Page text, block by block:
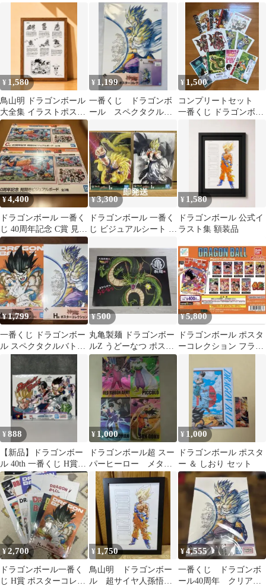
ーイラストクリアポス
コンプセット 40周年
ル ビジュアルボー
ド ビジュアルシート
¥ 1,580
鳥山明 ドラゴンボール
大全集 イラストポスタ
ー 額縁付き
¥ 1,199
一番くじ ドラゴンボ
ール スペクタクルバ
ー I賞 アクスタ
¥ 1,500
コンプリートセット
一番くじ ドラゴンボー
¥4,400
ドラゴンボール 一番く
じ 40周年記念 C賞 見開
きビジュアルボード2種
¥3,300
ドラゴンボール 一番く
じ ビジュアルシート 6
¥ 1,580
ドラゴンボール 公式イ
ラスト集 額装品
¥1,799
一番くじ ドラゴンボー
ル スペクタクルバトル
H賞 ポスターコレクシ
ョン
¥500
丸亀製麺 ドラゴンボー
ルZ うどーなつ ポスタ
ー
¥ 5,800
ドラゴンボール ポスタ
ーコレクション フラッ
¥888
【新品】ドラゴンボー
ル 40th 一番くじ H賞
クリアポスター
¥ 1,000
ドラゴンボール超 スー
パーヒーロー メタリ
ックポスター 4枚セッ
ト
¥ 1,000
ドラゴンボール ポスタ
ー ＆ しおり セット
¥2,700
ドラゴンボール一番く
じ H賞 ポスターコレク
¥ 1,750
鳥山明 ドラゴンボー
ル 超サイヤ人孫悟
¥4,555
一番くじ ドラゴンボ
ール40周年 クリアポ